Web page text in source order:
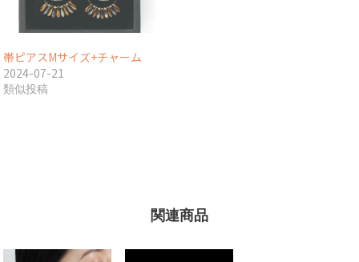
帯ピアスMサイズ+チャーム
2024-07-21
類似投稿
関連商品